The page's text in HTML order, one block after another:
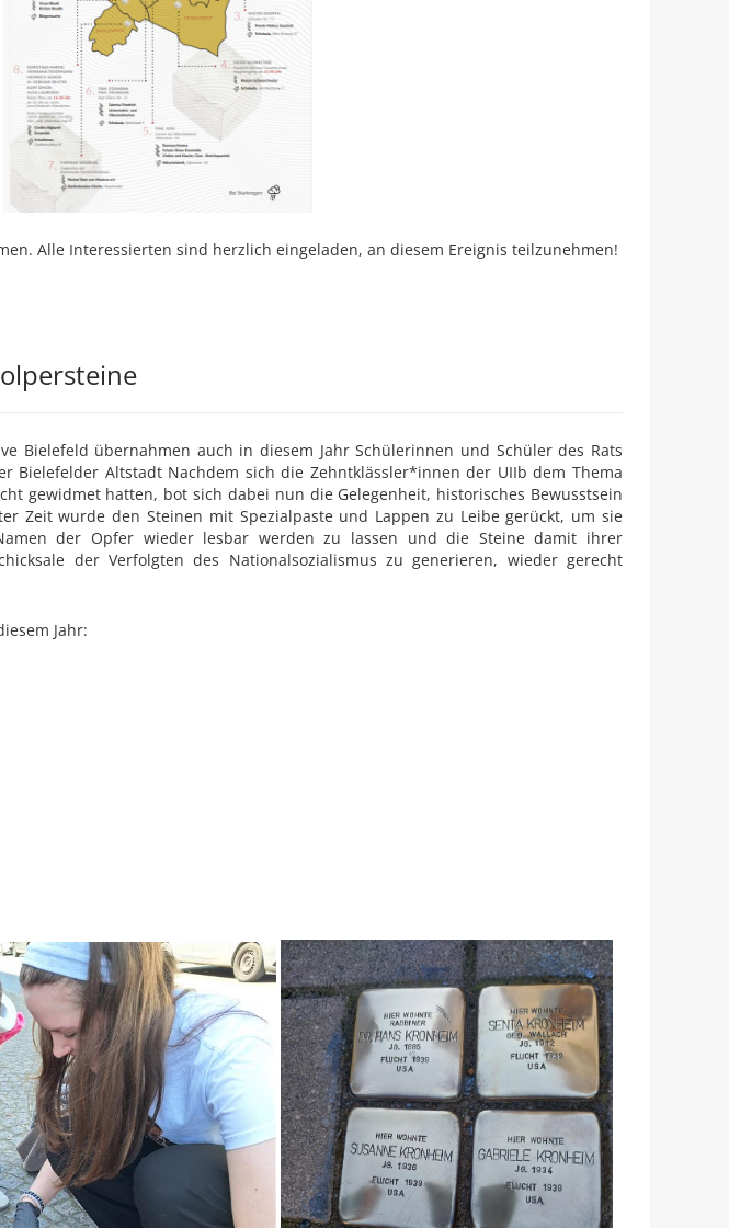
Alle Interessierten sind herzlich eingeladen, an diesem Ereignis teilzunehmen!
Bielefeld übernahmen auch in diesem Jahr Schülerinnen und Schüler des Rats
Bielefelder Altstadt Nachdem sich die Zehntklässler*innen der UIIb dem Thema
gewidmet hatten, bot sich dabei nun die Gelegenheit, historisches Bewusstsein
Zeit wurde den Steinen mit Spezialpaste und Lappen zu Leibe gerückt, um sie
der Opfer wieder lesbar werden zu lassen und die Steine damit ihrer
der Verfolgten des Nationalsozialismus zu generieren, wieder gerecht
Jahr: